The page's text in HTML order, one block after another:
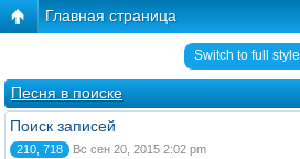
Главная страница
Switch to full style
Песня в поиске
Поиск записей
210, 718 Вс сен 20, 2015 2:02 pm